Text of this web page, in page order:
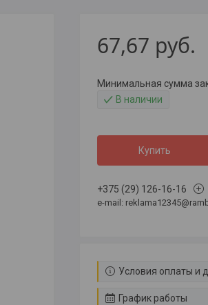
67,67 руб.
Минимальная сумма
В наличии
Купить
+375 (29) 126-16-16
e-mail:
Условия оплаты и
График работы